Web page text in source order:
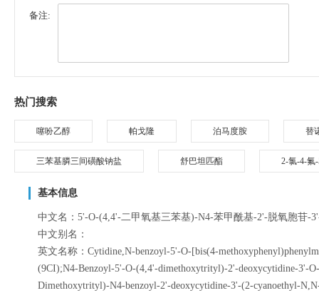
备注:
热门搜索
噻吩乙醇 帕戈隆 泊马度胺 替
三苯基膦三间磺酸钠盐 舒巴坦匹酯 2-氯-4-氟
基本信息
中文名：5'-O-(4,4'-二甲氧基三苯基)-N4-苯甲酰基-2'-脱氧胞苷-
中文别名：
英文名称：Cytidine,N-benzoyl-5'-O-[bis(4-
(9CI);N4-Benzoyl-5'-O-(4,4'-dimethoxytrityl)-2'-deoxycytidine-3'-
Dimethoxytrityl)-N4-benzoyl-2'-deoxycytidine-3'-(2-cyanoethyl-